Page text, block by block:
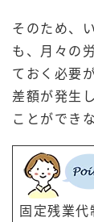
そのため、
も、月々の
ておく必要
差額が発生
ことができ
固定残業